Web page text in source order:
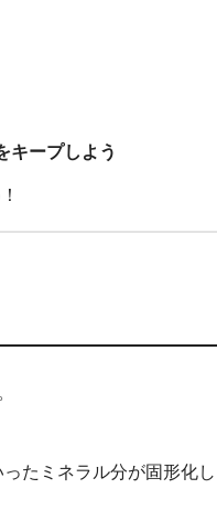
キープしよう
たミネラル分が固形化し